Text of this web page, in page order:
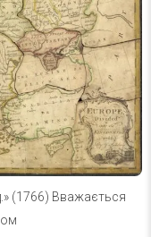
(1766) Вважається